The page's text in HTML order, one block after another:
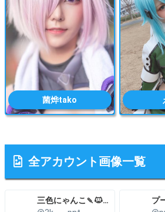
菌烨tako
全アカウント画像一覧
三色にゃんこ🍡🐱こみトレ5号館H27a
プ